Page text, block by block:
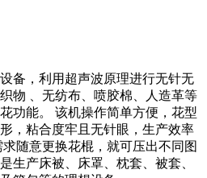
备，利用超声波原理进行无针无
物 、无纺布、喷胶棉、人造革等
功能。 该机操作简单方便，花型
，粘合度牢且无针眼，生产效率
随意更换花棍，就可压出不同图
生产床被、床罩、枕套、被套、